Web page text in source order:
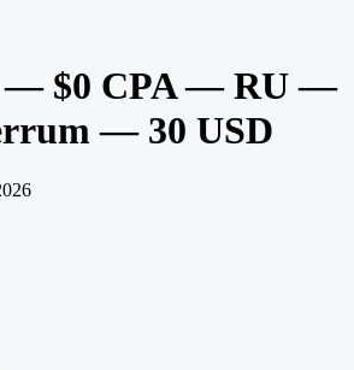
— $0 CPA — RU —
— 30 USD